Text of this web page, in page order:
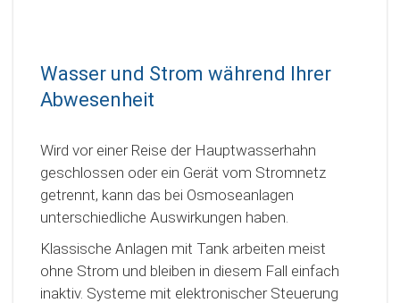
Wasser und Strom während Ihrer
Abwesenheit
Wird vor einer Reise der Hauptwasserhahn
geschlossen oder ein Gerät vom Stromnetz
getrennt, kann das bei Osmoseanlagen
unterschiedliche Auswirkungen haben.
Klassische Anlagen mit Tank arbeiten meist
ohne Strom und bleiben in diesem Fall einfach
inaktiv. Systeme mit elektronischer Steuerung